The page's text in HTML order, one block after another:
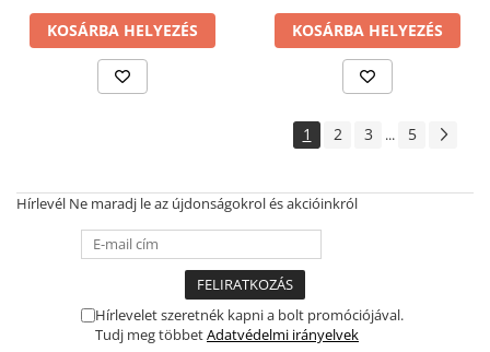
KOSÁRBA HELYEZÉS KOSÁRBA HELYEZÉS
1 2 3 ... 5
Hírlevél Ne maradj le az újdonságokrol és akcióinkról
Hírlevelet szeretnék kapni a bolt promóciójával.
Tudj meg többetAdatvédelmi irányelvek